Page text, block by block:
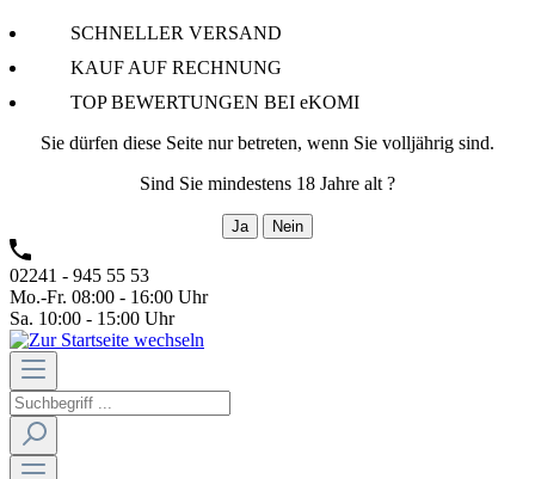
SCHNELLER VERSAND
KAUF AUF RECHNUNG
TOP BEWERTUNGEN BEI eKOMI
Sie dürfen diese Seite nur betreten, wenn Sie volljährig sind.
Sind Sie mindestens 18 Jahre alt ?
Ja Nein
02241 - 945 55 53
Mo.-Fr. 08:00 - 16:00 Uhr
Sa. 10:00 - 15:00 Uhr